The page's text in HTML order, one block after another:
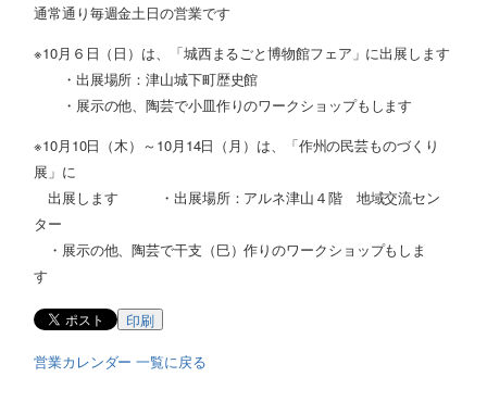
通常通り毎週金土日の営業です
※10月６日（日）は、「城西まるごと博物館フェア」に出展します
・出展場所：津山城下町歴史館
・展示の他、陶芸で小皿作りのワークショップもします
※10月10日（木）～10月14日（月）は、「作州の民芸ものづくり
展」に
出展します ・出展場所：アルネ津山４階 地域交流セン
ター
・展示の他、陶芸で干支（巳）作りのワークショップもしま
す
印刷
営業カレンダー 一覧に戻る